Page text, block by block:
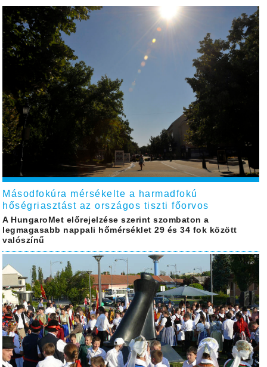
Másodfokúra mérsékelte a harmadfokú
hőségriasztást az országos tiszti főorvos
A HungaroMet előrejelzése szerint szombaton a
legmagasabb nappali hőmérséklet 29 és 34 fok között
valószínű